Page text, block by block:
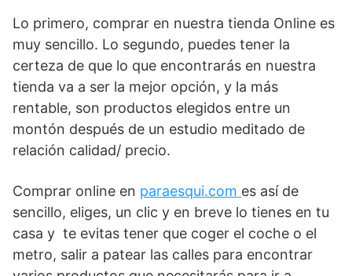
Lo primero, comprar en nuestra tienda Online es
muy sencillo. Lo segundo, puedes tener la
certeza de que lo que encontrarás en nuestra
tienda va a ser la mejor opción, y la más
rentable, son productos elegidos entre un
montón después de un estudio meditado de
relación calidad/ precio.
Comprar online en paraesqui.com es así de
sencillo, eliges, un clic y en breve lo tienes en tu
casa y te evitas tener que coger el coche o el
metro, salir a patear las calles para encontrar